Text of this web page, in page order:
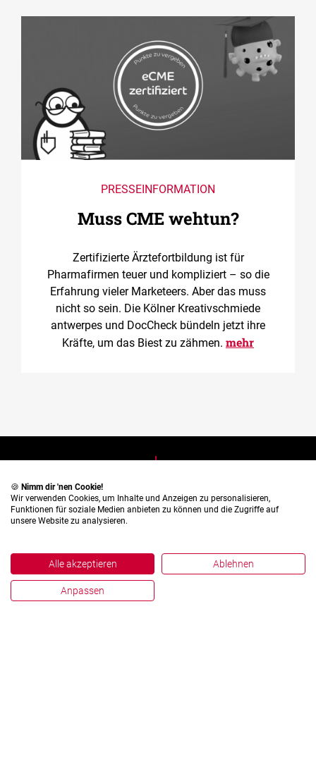
PRESSEINFORMATION
Muss CME wehtun?
Zertifizierte Ärztefortbildung ist für
Pharmafirmen teuer und kompliziert – so die
Erfahrung vieler Marketeers. Aber das muss
nicht so sein. Die Kölner Kreativschmiede
antwerpes und DocCheck bündeln jetzt ihre
Kräfte, um das Biest zu zähmen. mehr
🍪 Nimm dir 'nen Cookie!
Wir verwenden Cookies, um Inhalte und Anzeigen zu personalisieren,
Funktionen für soziale Medien anbieten zu können und die Zugriffe auf
unsere Website zu analysieren.
Alle akzeptieren Ablehnen
Anpassen